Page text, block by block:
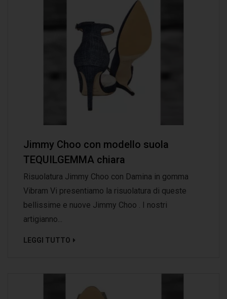
Jimmy Choo con modello suola
TEQUILGEMMA chiara
Risuolatura Jimmy Choo con Damina in gomma
Vibram Vi presentiamo la risuolatura di queste
bellissime e nuove Jimmy Choo . I nostri
artigianno...
LEGGI TUTTO